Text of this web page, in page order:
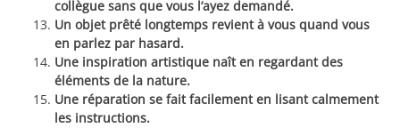
collègue sans que vous l’ayez demandé.
Un objet prêté longtemps revient à vous quand vous
en parlez par hasard.
Une inspiration artistique naît en regardant des
éléments de la nature.
Une réparation se fait facilement en lisant calmement
les instructions.